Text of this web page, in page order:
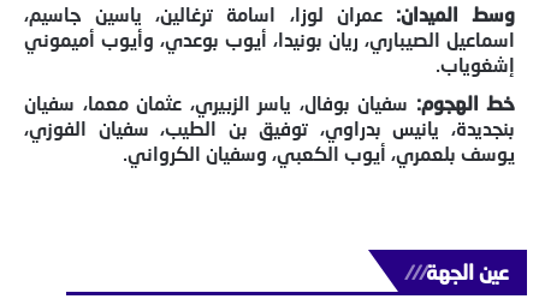
وسط الميدان: عمران لوزا، اسامة ترغالين، ياسين جاسيم،
اسماعيل الصيباري، ريان بونيدا، أيوب بوعدي، وأيوب أميموني
إشغوياب.
خط الهجوم: سفيان بوفال، ياسر الزبيري، عثمان معما، سفيان
بنجديدة، يانيس بدراوي، توفيق بن الطيب، سفيان الفوزي،
يوسف بلعمري، أيوب الكعبي، وسفيان الكرواني.
عين الجهة///